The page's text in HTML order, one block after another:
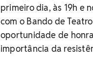
primeiro dia, às 19h e
com o Bando de
oportunidade de
importância da